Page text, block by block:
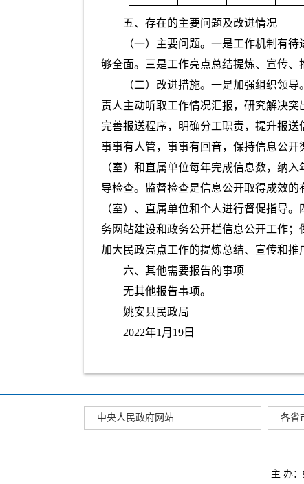
五、存在的主要问题及改进情况
（一）主要问题。一是工作机制有
够全面。三是工作亮点总结提炼、宣传、
（二）改进措施。一是加强组织领
责人主动听取工作情况汇报，研究解决
完善报送程序，明确分工职责，提升报
事事有人管，事事有回音，保持信息公
（室）和直属单位每年完成信息数，纳
导检查。监督检查是信息公开取得成效
（室）、直属单位和个人进行督促指导
务网站建设和政务公开栏信息公开工作
加大民政亮点工作的提炼总结、宣传和推
六、其他需要报告的事项
无其他报告事项。
姚安县民政局
2022年1月19日
中央人民政府网站 各省
主 办